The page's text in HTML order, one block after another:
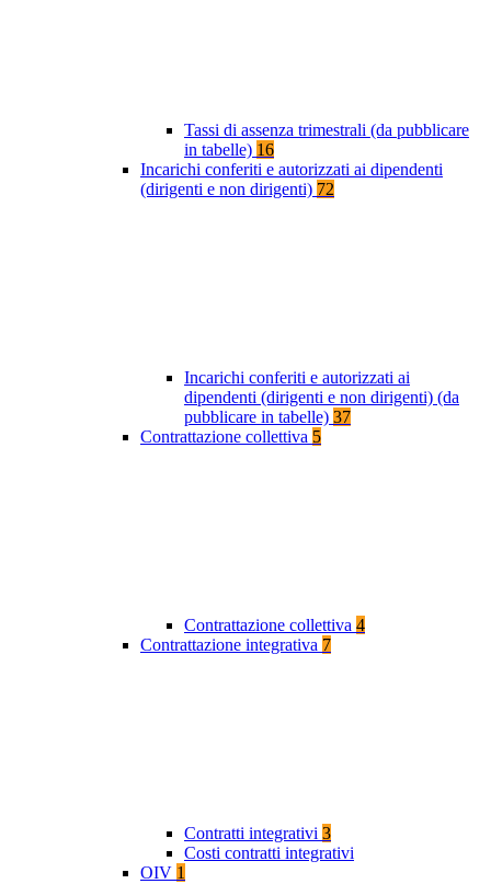
Tassi di assenza trimestrali (da pubblicare
in tabelle) 16
Incarichi conferiti e autorizzati ai dipendenti
(dirigenti e non dirigenti) 72
Incarichi conferiti e autorizzati ai
dipendenti (dirigenti e non dirigenti) (da
pubblicare in tabelle) 37
Contrattazione collettiva 5
Contrattazione collettiva 4
Contrattazione integrativa 7
Contratti integrativi 3
Costi contratti integrativi
OIV 1